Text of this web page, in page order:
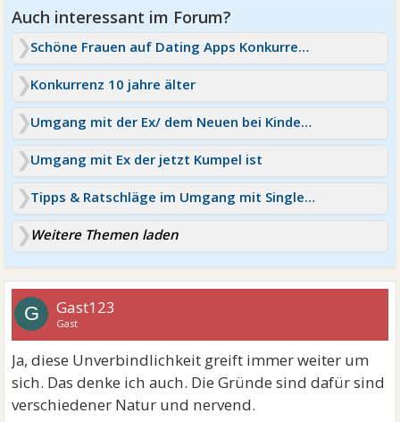
Schöne Frauen auf Dating Apps Konkurrenz?
Konkurrenz 10 jahre älter
Umgang mit der Ex/ dem Neuen bei Kindern im Spiel
Umgang mit Ex der jetzt Kumpel ist
Tipps & Ratschläge im Umgang mit Single Portalen
Weitere Themen laden
G Gast123
Gast
Ja, diese Unverbindlichkeit greift immer weiter um
sich. Das denke ich auch. Die Gründe sind dafür sind
verschiedener Natur und nervend.